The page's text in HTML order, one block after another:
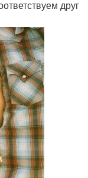
друг